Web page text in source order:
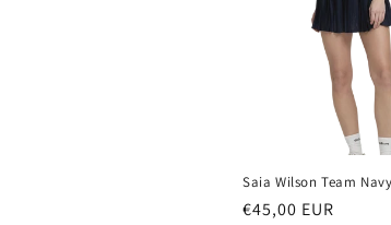
Saia Wilson Team Navy
Precio
€45,00 EUR